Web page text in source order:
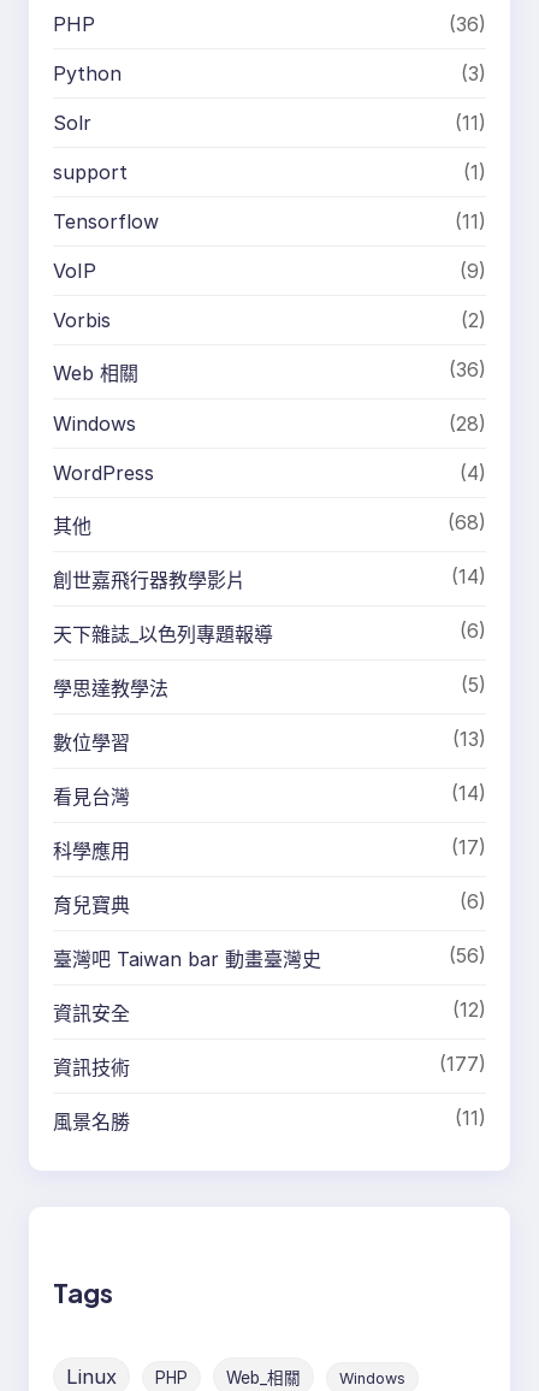
PHP (36)
Python (3)
Solr (11)
support (1)
Tensorflow (11)
VoIP (9)
Vorbis (2)
Web 相關 (36)
Windows (28)
WordPress (4)
其他 (68)
創世嘉飛行器教學影片 (14)
天下雜誌_以色列專題報導 (6)
學思達教學法 (5)
數位學習 (13)
看見台灣 (14)
科學應用 (17)
育兒寶典 (6)
臺灣吧 Taiwan bar 動畫臺灣史 (56)
資訊安全 (12)
資訊技術 (177)
風景名勝 (11)
Tags
Linux PHP Web_相關 Windows